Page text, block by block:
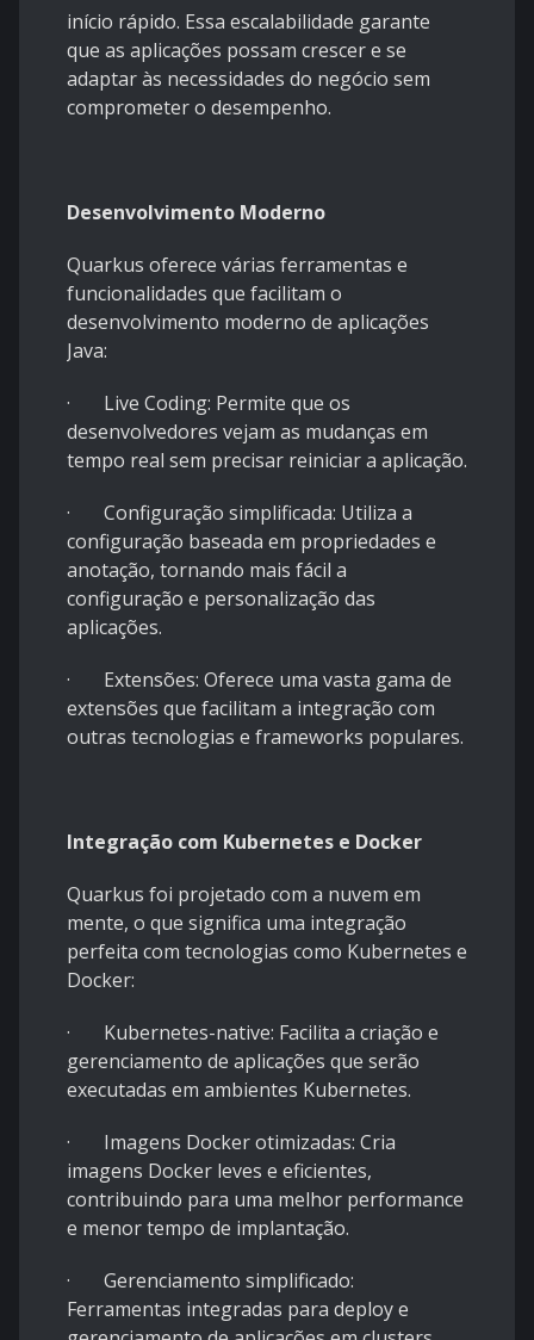
início rápido. Essa escalabilidade garante
que as aplicações possam crescer e se
adaptar às necessidades do negócio sem
comprometer o desempenho.
Desenvolvimento Moderno
Quarkus oferece várias ferramentas e
funcionalidades que facilitam o
desenvolvimento moderno de aplicações
Java:
· Live Coding: Permite que os
desenvolvedores vejam as mudanças em
tempo real sem precisar reiniciar a aplicação.
· Configuração simplificada: Utiliza a
configuração baseada em propriedades e
anotação, tornando mais fácil a
configuração e personalização das
aplicações.
· Extensões: Oferece uma vasta gama de
extensões que facilitam a integração com
outras tecnologias e frameworks populares.
Integração com Kubernetes e Docker
Quarkus foi projetado com a nuvem em
mente, o que significa uma integração
perfeita com tecnologias como Kubernetes e
Docker:
· Kubernetes-native: Facilita a criação e
gerenciamento de aplicações que serão
executadas em ambientes Kubernetes.
· Imagens Docker otimizadas: Cria
imagens Docker leves e eficientes,
contribuindo para uma melhor performance
e menor tempo de implantação.
· Gerenciamento simplificado:
Ferramentas integradas para deploy e